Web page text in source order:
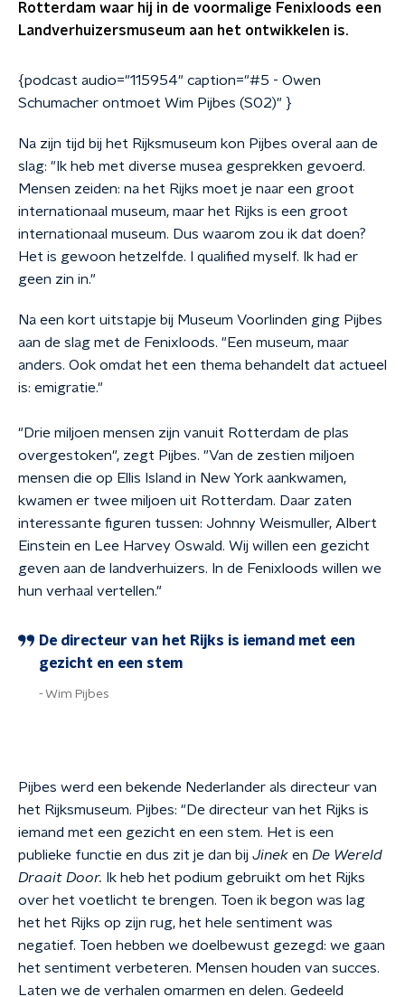
Rotterdam waar hij in de voormalige Fenixloods een
Landverhuizersmuseum aan het ontwikkelen is.
{podcast audio="115954" caption="#5 - Owen
Schumacher ontmoet Wim Pijbes (S02)" }
Na zijn tijd bij het Rijksmuseum kon Pijbes overal aan de
slag: "Ik heb met diverse musea gesprekken gevoerd.
Mensen zeiden: na het Rijks moet je naar een groot
internationaal museum, maar het Rijks is een groot
internationaal museum. Dus waarom zou ik dat doen?
Het is gewoon hetzelfde. I qualified myself. Ik had er
geen zin in."
Na een kort uitstapje bij Museum Voorlinden ging Pijbes
aan de slag met de Fenixloods. "Een museum, maar
anders. Ook omdat het een thema behandelt dat actueel
is: emigratie."
"Drie miljoen mensen zijn vanuit Rotterdam de plas
overgestoken", zegt Pijbes. "Van de zestien miljoen
mensen die op Ellis Island in New York aankwamen,
kwamen er twee miljoen uit Rotterdam. Daar zaten
interessante figuren tussen: Johnny Weismuller, Albert
Einstein en Lee Harvey Oswald. Wij willen een gezicht
geven aan de landverhuizers. In de Fenixloods willen we
hun verhaal vertellen."
De directeur van het Rijks is iemand met een
gezicht en een stem
Wim Pijbes
Pijbes werd een bekende Nederlander als directeur van
het Rijksmuseum. Pijbes: "De directeur van het Rijks is
iemand met een gezicht en een stem. Het is een
publieke functie en dus zit je dan bij Jinek en De Wereld
Draait Door. Ik heb het podium gebruikt om het Rijks
over het voetlicht te brengen. Toen ik begon was lag
het het Rijks op zijn rug, het hele sentiment was
negatief. Toen hebben we doelbewust gezegd: we gaan
het sentiment verbeteren. Mensen houden van succes.
Laten we de verhalen omarmen en delen. Gedeeld